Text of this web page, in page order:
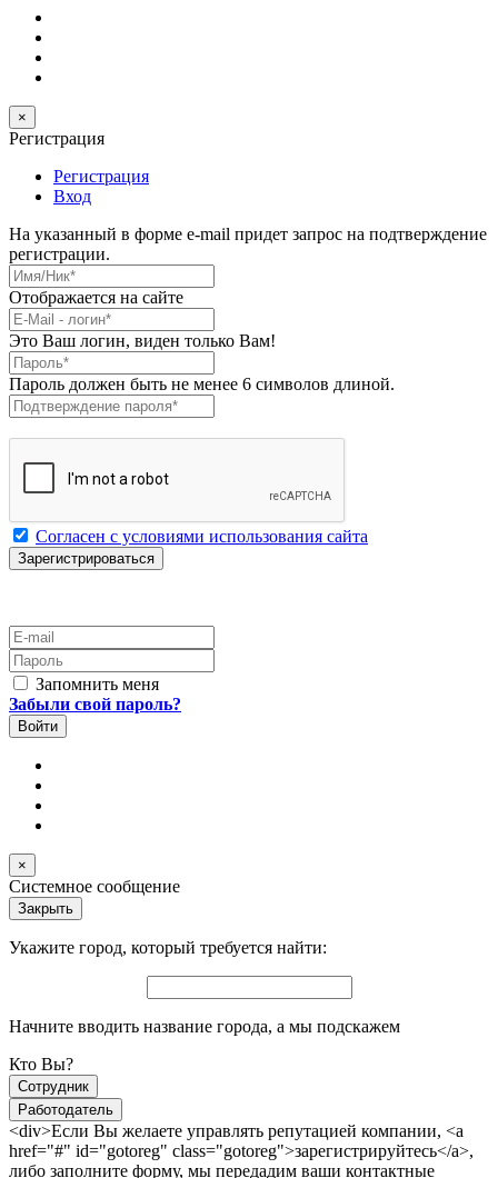
×
Регистрация
Регистрация
Вход
На указанный в форме e-mail придет запрос на подтверждение
регистрации.
Имя/Ник
Отображается на сайте
E-Mail *
Это Ваш логин, виден только Вам!
Пароль*
Пароль должен быть не менее 6 символов длиной.
Подтверждение пароля
Согласен с условиями использования сайта
E-mail
Пароль
Запомнить меня
Забыли свой пароль?
×
Системное сообщение
Закрыть
Укажите город, который требуется найти:
Начните вводить название города, а мы подскажем
Кто Вы?
Сотрудник
Работодатель
<div>Если Вы желаете управлять репутацией компании, <a
href="#" id="gotoreg" class="gotoreg">зарегистрируйтесь</a>,
либо заполните форму, мы передадим ваши контактные